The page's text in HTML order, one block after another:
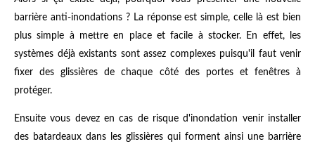
barrière anti-inondations ? La réponse est simple, celle là est bien
plus simple à mettre en place et facile à stocker. En effet, les
systèmes déjà existants sont assez complexes puisqu'il faut venir
fixer des glissières de chaque côté des portes et fenêtres à
protéger.
Ensuite vous devez en cas de risque d'inondation venir installer
des batardeaux dans les glissières qui forment ainsi une barrière